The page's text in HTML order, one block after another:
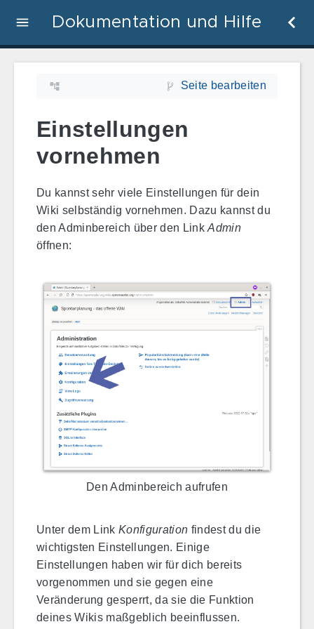
Dokumentation und Hilfe
Seite bearbeiten
Einstellungen
vornehmen
Du kannst sehr viele Einstellungen für dein
Wiki selbständig vornehmen. Dazu kannst du
den Adminbereich über den LinkAdmin
öffnen:
Den Adminbereich aufrufen
Unter dem Link Konfiguration findest du die
wichtigsten Einstellungen. Einige
Einstellungen haben wir für dich bereits
vorgenommen und sie gegen eine
Veränderung gesperrt, da sie die Funktion
deines Wikis maßgeblich beeinflussen.